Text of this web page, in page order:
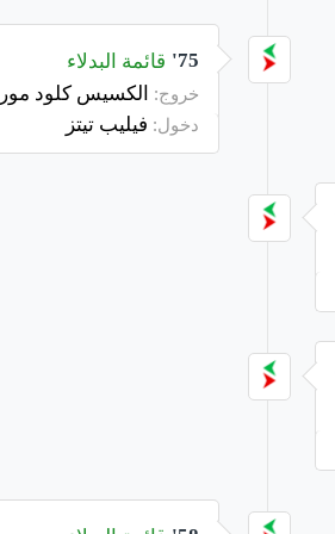
75' قائمة البدلاء
خروج: الكسيس كلود
دخول: فيليب تيتز